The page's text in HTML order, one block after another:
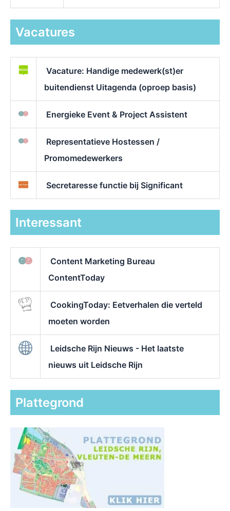
Vacatures
Vacature: Handige medewerk(st)er
buitendienst Uitagenda (oproep basis)
Energieke Event & Project Assistent
Representatieve Hostessen /
Promomedewerkers
Secretaresse functie bij Significant
Interessant
Content Marketing Bureau
ContentToday
CookingToday: Eetverhalen die verteld
moeten worden
Leidsche Rijn Nieuws - Het laatste
nieuws uit Leidsche Rijn
Plattegrond